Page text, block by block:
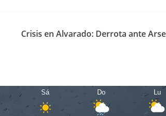
Crisis en Alvarado: Derrota ante
Sá Do Lu